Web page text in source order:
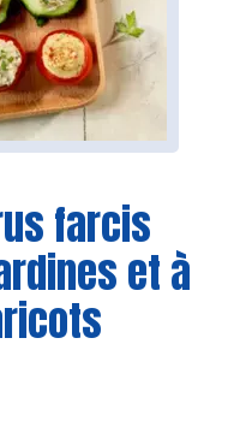
farcis
et à